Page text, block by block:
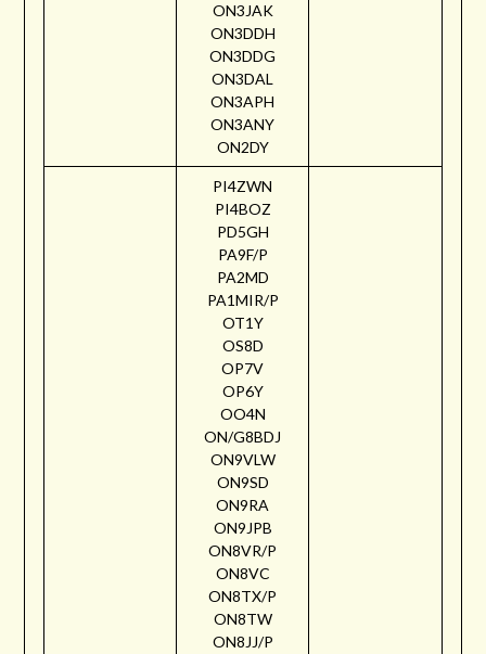
ON3JAK
ON3DDH
ON3DDG
ON3DAL
ON3APH
ON3ANY
ON2DY
PI4ZWN
PI4BOZ
PD5GH
PA9F/P
PA2MD
PA1MIR/P
OT1Y
OS8D
OP7V
OP6Y
OO4N
ON/G8BDJ
ON9VLW
ON9SD
ON9RA
ON9JPB
ON8VR/P
ON8VC
ON8TX/P
ON8TW
ON8JJ/P